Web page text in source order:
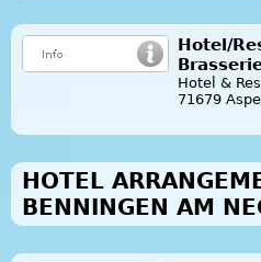
Hotel/
Hotel &
71679
HOTEL
BENNINGEN AM